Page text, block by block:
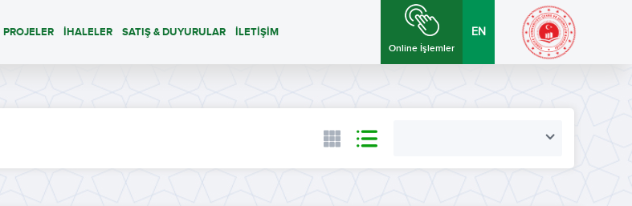
PROJELER İHALELER SATIŞ & DUYURULAR İLETİŞİM
Online İşlemler
EN